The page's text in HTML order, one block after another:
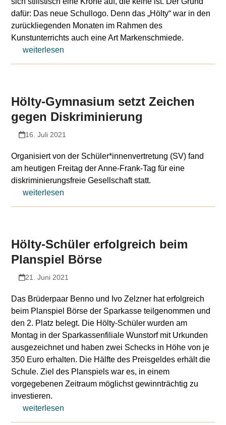
dafür: Das neue Schullogo. Denn das „Hölty“ war in den
zurückliegenden Monaten im Rahmen des
Kunstunterrichts auch eine Art Markenschmiede.
weiterlesen
Hölty-Gymnasium setzt Zeichen
gegen Diskriminierung
16. Juli 2021
Organisiert von der Schüler*innenvertretung (SV) fand
am heutigen Freitag der Anne-Frank-Tag für eine
diskriminierungsfreie Gesellschaft statt.
weiterlesen
Hölty-Schüler erfolgreich beim
Planspiel Börse
21. Juni 2021
Das Brüderpaar Benno und Ivo Zelzner hat erfolgreich
beim Planspiel Börse der Sparkasse teilgenommen und
den 2. Platz belegt. Die Hölty-Schüler wurden am
Montag in der Sparkassenfiliale Wunstorf mit Urkunden
ausgezeichnet und haben zwei Schecks in Höhe von je
350 Euro erhalten. Die Hälfte des Preisgeldes erhält die
Schule. Ziel des Planspiels war es, in einem
vorgegebenen Zeitraum möglichst gewinnträchtig zu
investieren.
weiterlesen